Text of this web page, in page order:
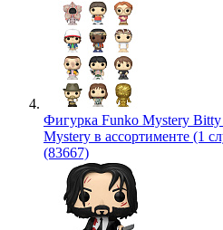
Фигурка Funko Mystery Bitty
Mystery в ассортименте (1
(83667)